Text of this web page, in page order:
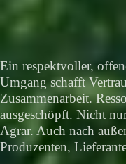
Ein respektvoller,
Umgang schafft
Zusammenarbeit.
ausgeschöpft. Nicht
Agrar. Auch nach
Produzenten,